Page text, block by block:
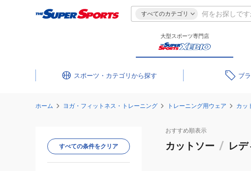
すべてのカテゴリ
大型スポーツ専門店
スポーツ・カテゴリ ブ
ホーム ヨガ・フィットネス・トレーニング トレーニング用ウェア カッ
おすすめ順表示
カットソー / レ
すべての条件をクリア